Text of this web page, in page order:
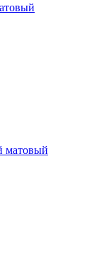
матовый